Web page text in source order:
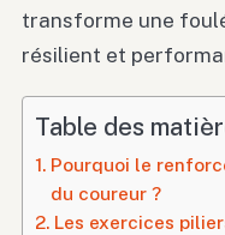
transforme une
résilient et
Table des
Pourquoi le
du coureur ?
Les exercices